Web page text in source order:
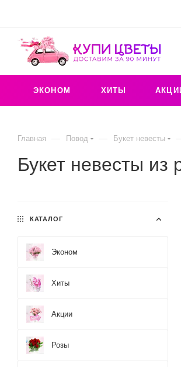
ЭКОНОМ ХИТЫ
Главная — Повод — Букет невесты
Букет невесты
КАТАЛОГ
Эконом
Хиты
Акции
Розы